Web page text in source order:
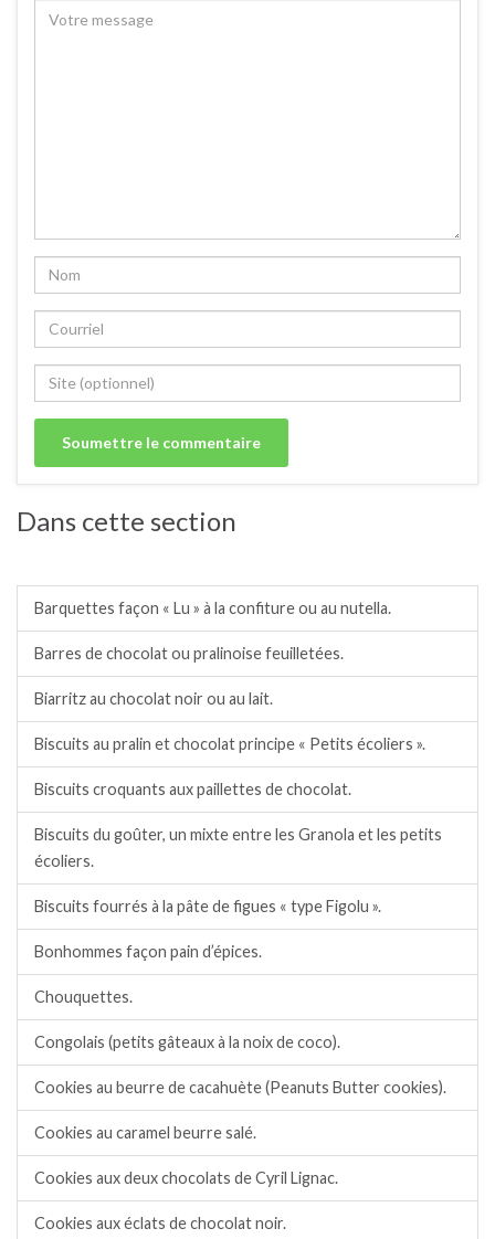
Dans cette section
Barquettes façon « Lu » à la confiture ou au nutella.
Barres de chocolat ou pralinoise feuilletées.
Biarritz au chocolat noir ou au lait.
Biscuits au pralin et chocolat principe « Petits écoliers ».
Biscuits croquants aux paillettes de chocolat.
Biscuits du goûter, un mixte entre les Granola et les petits
écoliers.
Biscuits fourrés à la pâte de figues « type Figolu ».
Bonhommes façon pain d’épices.
Chouquettes.
Congolais (petits gâteaux à la noix de coco).
Cookies au beurre de cacahuète (Peanuts Butter cookies).
Cookies au caramel beurre salé.
Cookies aux deux chocolats de Cyril Lignac.
Cookies aux éclats de chocolat noir.